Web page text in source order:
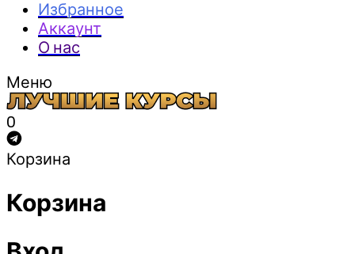
Избранное
Аккаунт
О нас
Меню
0
Корзина
Корзина